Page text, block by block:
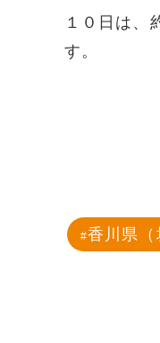
１０日は、
す。
香川県（